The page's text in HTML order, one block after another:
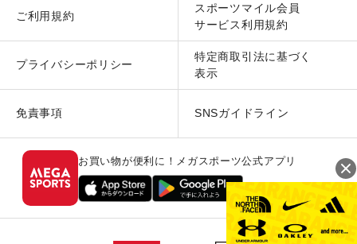
ご利用規約
スポーツマイル会員
サービス利用規約
プライバシーポリシー
特定商取引法に基づく
表示
免責事項 SNSガイドライン
お買い物が便利に！メガスポーツ公式アプリ